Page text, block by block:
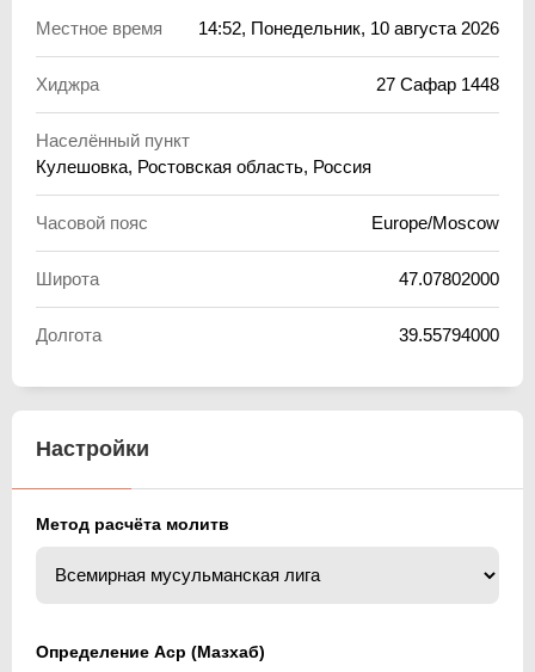
Местное время 14:52, Понедельник, 10 августа 2026
Хиджра 27 Сафар 1448
Населённый пункт
Кулешовка, Ростовская область, Россия
Часовой пояс Europe/Moscow
Широта 47.07802000
Долгота 39.55794000
Настройки
Метод расчёта молитв
Определение Аср (Мазхаб)